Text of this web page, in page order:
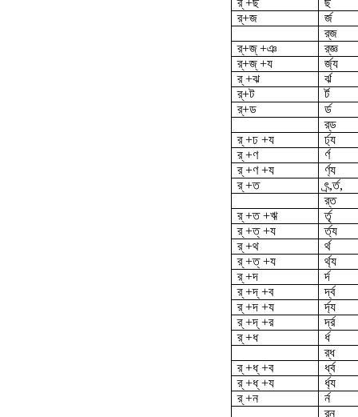
র্ +ছ
র্ছ
র্‌+জ
র্জ
র্‌জ
র্‌+জ্ +ঞ
র্‌জ্ঞ
র্‌+জ্ +য
র্জ্য
র্ +ঝ
র্ঝ
র্‌+ট
র্ট
র্‌+ড
র্ড
র্‌ড
র্ +ঢ +য
র্ঢ্য
র্ +ণ
র্ণ
র্ +ণ +য
র্ণ্য
র্ +ত
ৎর্‍,র্ত,
র্‌ত
র্ +ত +ঋ
র্তৃ
র্ +ত্ +য
র্ত্য
র্ +থ
র্থ
র্ +ত্ +য
র্থ্য
র্ +দ
র্দ
র্ +দ্ +ব
র্দ্ব
র্ +দ +য
র্দ্য
র্ +দ্ +র
র্দ্র
র্ +ধ
র্ধ
র্‌ধ
র্ +ধ্ +ব
র্ধ্ব
র্ +ধ্ +য
র্ধ্য
র্ +ন
র্ন
র্‌ন